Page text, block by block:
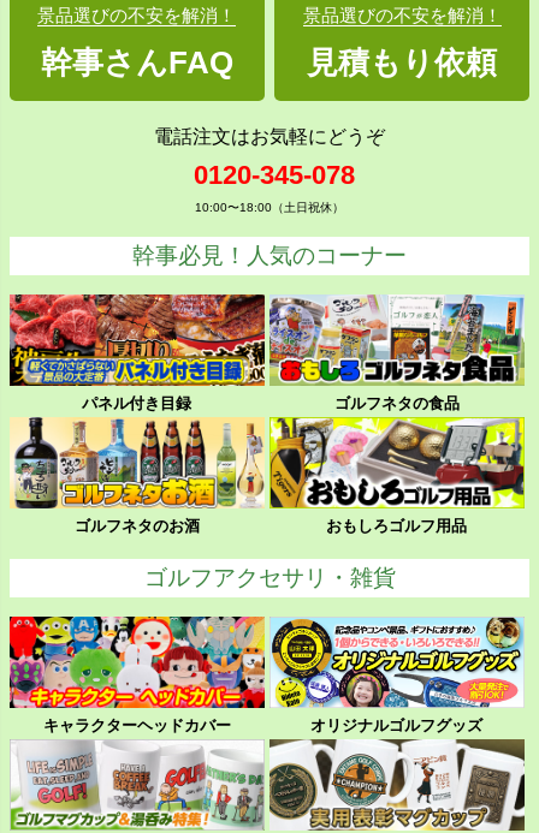
景品選びの不安を解消！
幹事さんFAQ
景品選びの不安を解消！
見積もり依頼
電話注文はお気軽にどうぞ
0120-345-078
10:00〜18:00（土日祝休）
幹事必見！人気のコーナー
パネル付き目録 ゴルフネタの食品
ゴルフネタのお酒 おもしろゴルフ用品
ゴルフアクセサリ・雑貨
キャラクターヘッドカバー オリジナルゴルフグッズ